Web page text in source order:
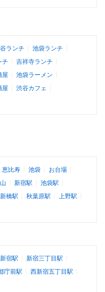
ランチ
池袋ランチ
チ
吉祥寺ランチ
屋
池袋ラーメン
屋
渋谷カフェ
恵比寿 池袋
お台場
新宿駅
池袋駅
新橋駅 秋葉原駅
上野駅
新宿駅
新宿三丁目駅
庁前駅
西新宿五丁目駅